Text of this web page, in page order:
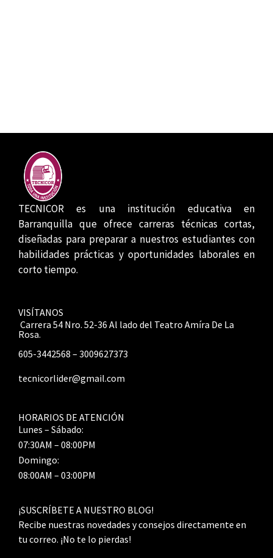
TECNICOR es una institución educativa en
Barranquilla que ofrece carreras técnicas cortas,
diseñadas para preparar a nuestros estudiantes con
habilidades prácticas y oportunidades laborales en
corto tiempo.
VISÍTANOS
Carrera 54 Nro. 52-36 Al lado del Teatro Amíra De La
Rosa.
605-3442568 – 3009627373
tecnicorlider@gmail.com
HORARIOS DE ATENCIÓN
Lunes – Sábado:
07:30AM – 08:00PM
Domingo:
08:00AM – 03:00PM
¡SUSCRÍBETE A NUESTRO BLOG!
Recibe nuestras novedades y consejos directamente en
tu correo. ¡No te lo pierdas!